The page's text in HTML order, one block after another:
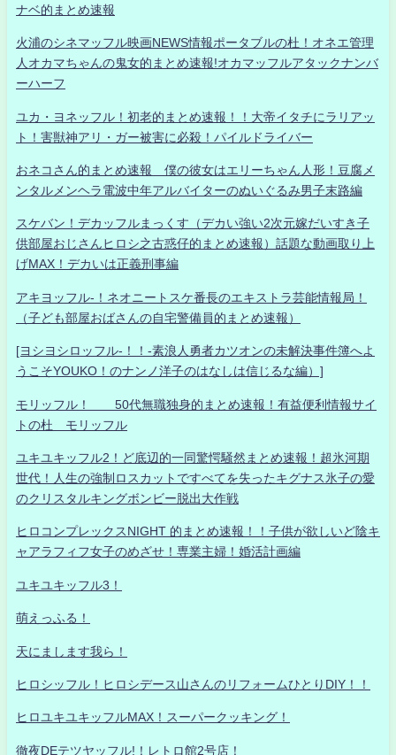
ナベ的まとめ速報
火浦のシネマッフル映画NEWS情報ポータブルの杜！オネエ管理
人オカマちゃんの鬼女的まとめ速報!オカマッフルアタックナンバ
ーハーフ
ユカ・ヨネッフル！初老的まとめ速報！！大帝イタチにラリアッ
ト！害獣神アリ・ガー被害に必殺！パイルドライバー
おネコさん的まとめ速報 僕の彼女はエリーちゃん人形！豆腐メ
ンタルメンヘラ電波中年アルバイターのぬいぐるみ男子末路編
スケバン！デカッフルまっくす（デカい強い2次元嫁だいすき子
供部屋おじさんヒロシ之古惑仔的まとめ速報）話題な動画取り上
げMAX！デカいは正義刑事編
アキヨッフル-！ネオニートスケ番長のエキストラ芸能情報局！
（子ども部屋おばさんの自宅警備員的まとめ速報）
[ヨシヨシロッフル-！！-素浪人勇者カツオンの未解決事件簿へよ
うこそYOUKO！のナンノ洋子のはなしは信じるな編）]
モリッフル！ 50代無職独身的まとめ速報！有益便利情報サイ
トの杜 モリッフル
ユキユキッフル2！ど底辺的一同驚愕騒然まとめ速報！超氷河期
世代！人生の強制ロスカットですべてを失ったキグナス氷子の愛
のクリスタルキングボンビー脱出大作戦
ヒロコンプレックスNIGHT 的まとめ速報！！子供が欲しいど陰キ
ャアラフィフ女子のめざせ！専業主婦！婚活計画編
ユキユキッフル3！
萌えっふる！
天にまします我ら！
ヒロシッフル！ヒロシデース山さんのリフォームひとりDIY！！
ヒロユキユキッフルMAX！スーパークッキング！
徹夜DEテツヤッフル!！レトロ館2号店！